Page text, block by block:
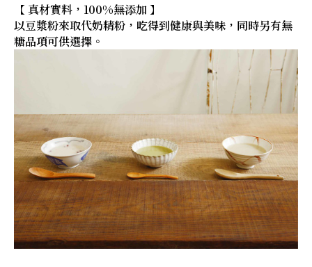
【 真材實料，100%無添加 】
以豆漿粉來取代奶精粉，吃得到健康與美味，同時另有無
糖品項可供選擇。